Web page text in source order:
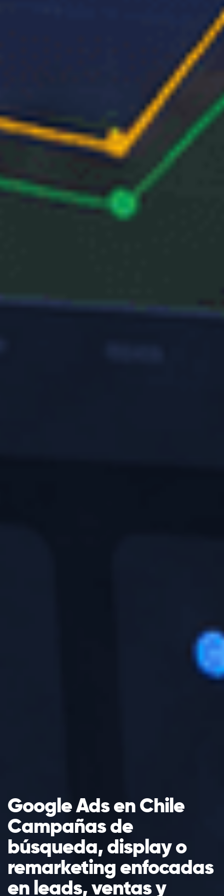
Google Ads en Chile
Campañas de
búsqueda, display o
remarketing enfocadas
en leads, ventas y